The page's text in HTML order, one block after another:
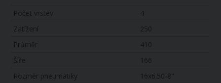
Počet vrstev
4
Zatížení
250
Průměr
410
Šíře
166
Rozměr pneumatiky
16x6.50-8"